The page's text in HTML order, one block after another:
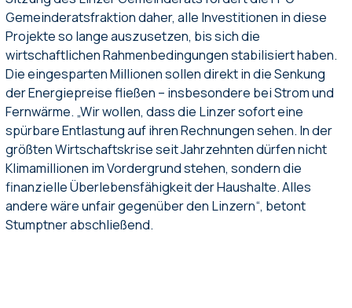
Gemeinderatsfraktion daher, alle Investitionen in diese
Projekte so lange auszusetzen, bis sich die
wirtschaftlichen Rahmenbedingungen stabilisiert haben.
Die eingesparten Millionen sollen direkt in die Senkung
der Energiepreise fließen – insbesondere bei Strom und
Fernwärme. „Wir wollen, dass die Linzer sofort eine
spürbare Entlastung auf ihren Rechnungen sehen. In der
größten Wirtschaftskrise seit Jahrzehnten dürfen nicht
Klimamillionen im Vordergrund stehen, sondern die
finanzielle Überlebensfähigkeit der Haushalte. Alles
andere wäre unfair gegenüber den Linzern“, betont
Stumptner abschließend.